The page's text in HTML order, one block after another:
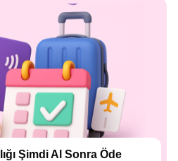
Şimdi Al Sonra Öde